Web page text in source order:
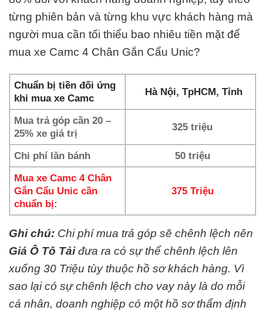
từng phiên bản và từng khu vực khách hàng mà
người mua cần tối thiểu bao nhiêu tiền mặt để
mua xe Camc 4 Chân Gắn Cẩu Unic?
Chuẩn bị tiền đối ứng
khi mua xe Camc
Hà Nội, TpHCM, Tỉnh
Mua trả góp cần 20 –
25% xe giá trị
325 triệu
Chi phí lăn bánh
50 triệu
Mua xe Camc 4 Chân
Gắn Cẩu Unic cần
chuẩn bị:
375 Triệu
Ghi chú: Chi phí mua trả góp sẽ chênh lệch nên
Giá Ô Tô Tảiđưa ra có sự thể chênh lệch lên
xuống 30 Triệu tùy thuộc hồ sơ khách hàng. Vì
sao lại có sự chênh lệch cho vay này là do mỗi
cá nhân, doanh nghiệp có một hồ sơ thẩm định